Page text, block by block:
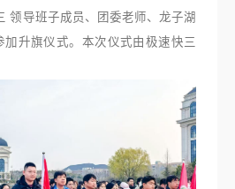
领导班子成员、团委老师、龙子湖
升旗仪式。本次仪式由极速快三